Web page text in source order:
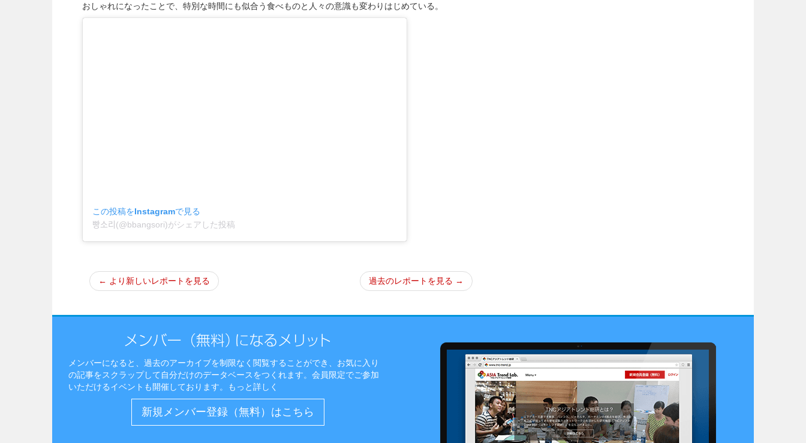
おしゃれになったことで、特別な時間にも似合う食べものと人々の意識も変わりはじめている。
この投稿をInstagramで見る
빵소리(@bbangsori)がシェアした投稿
← より新しいレポートを見る 過去のレポートを見る →
メンバーになると、過去のアーカイブを制限なく閲覧することができ、お気に入り
の記事をスクラップして自分だけのデータベースをつくれます。会員限定でご参加
いただけるイベントも開催しております。
もっと詳しく
新規メンバー登録（無料）はこちら